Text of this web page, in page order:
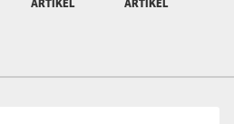
ARTIKEL
ARTIKEL